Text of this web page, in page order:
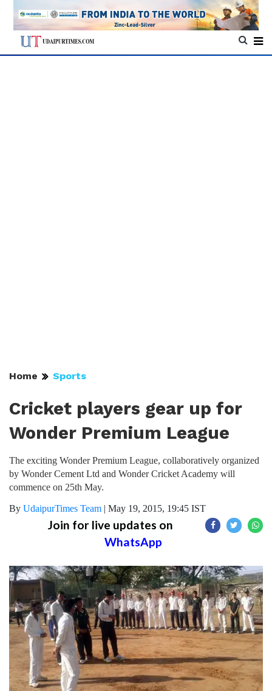
Home Sports
Cricket players gear up for
Wonder Premium League
The exciting Wonder Premium League, collaboratively organized
by Wonder Cement Ltd and Wonder Cricket Academy will
commence on 25th May.
By UdaipurTimes Team | May 19, 2015, 19:45 IST
Join for live updates on
WhatsApp